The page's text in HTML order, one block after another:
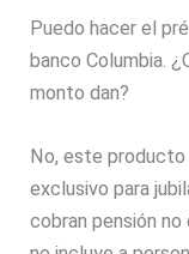
Puedo hacer el
banco Columbia.
monto dan?
No, este producto
exclusivo para
cobran pensión